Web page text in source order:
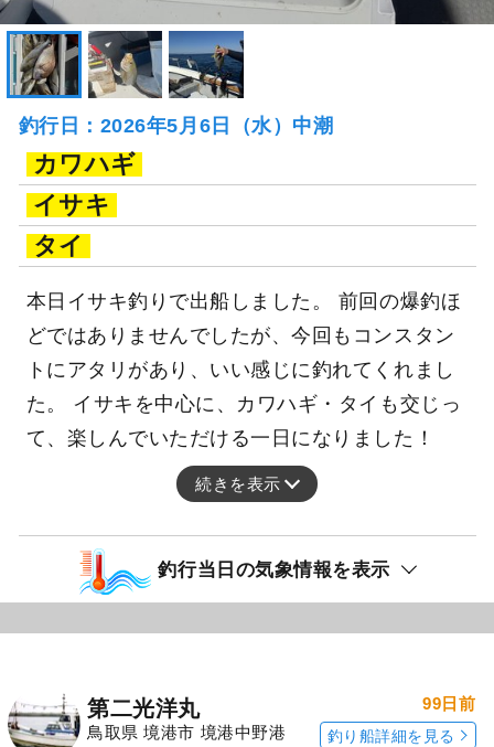
釣行日：2026年5月6日（水）中潮
カワハギ
イサキ
タイ
本日イサキ釣りで出船しました。 前回の爆釣ほ
どではありませんでしたが、今回もコンスタン
トにアタリがあり、いい感じに釣れてくれまし
た。 イサキを中心に、カワハギ・タイも交じっ
て、楽しんでいただける一日になりました！
続きを表示
釣行当日の気象情報を表示
第二光洋丸
鳥取県 境港市 境港中野港
99日前
釣り船詳細を見る